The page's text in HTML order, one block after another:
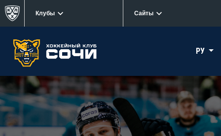
Клубы Сайты
РУ